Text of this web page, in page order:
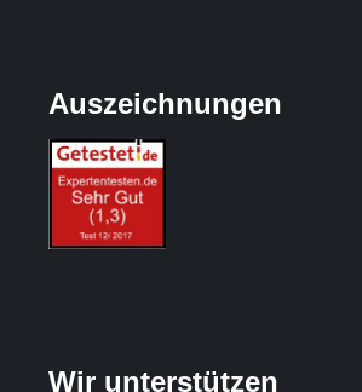
Auszeichnungen
Wir unterstützen